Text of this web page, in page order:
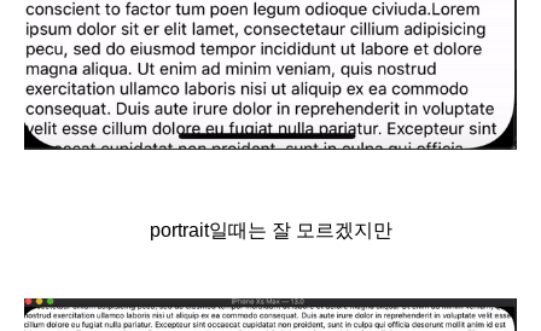
portrait일때는 잘 모르겠지만